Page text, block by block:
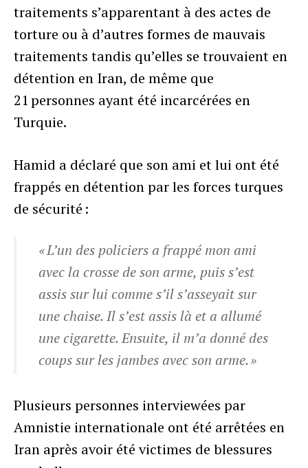
traitements s’apparentant à des actes de
torture ou à d’autres formes de mauvais
traitements tandis qu’elles se trouvaient en
détention en Iran, de même que
21 personnes ayant été incarcérées en
Turquie.
Hamid a déclaré que son ami et lui ont été
frappés en détention par les forces turques
de sécurité :
« L’un des policiers a frappé mon ami
avec la crosse de son arme, puis s’est
assis sur lui comme s’il s’asseyait sur
une chaise. Il s’est assis là et a allumé
une cigarette. Ensuite, il m’a donné des
coups sur les jambes avec son arme. »
Plusieurs personnes interviewées par
Amnistie internationale ont été arrêtées en
Iran après avoir été victimes de blessures